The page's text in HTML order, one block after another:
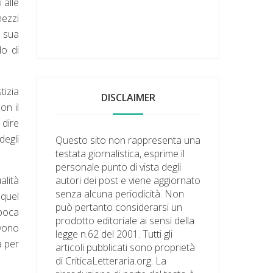
di
il
per
DISCLAIMER
Questo sito non rappresenta una
testata giornalistica, esprime il
personale punto di vista degli
autori dei post e viene aggiornato
senza alcuna periodicità. Non
può pertanto considerarsi un
prodotto editoriale ai sensi della
legge n.62 del 2001. Tutti gli
articoli pubblicati sono proprietà
di CriticaLetteraria.org. La